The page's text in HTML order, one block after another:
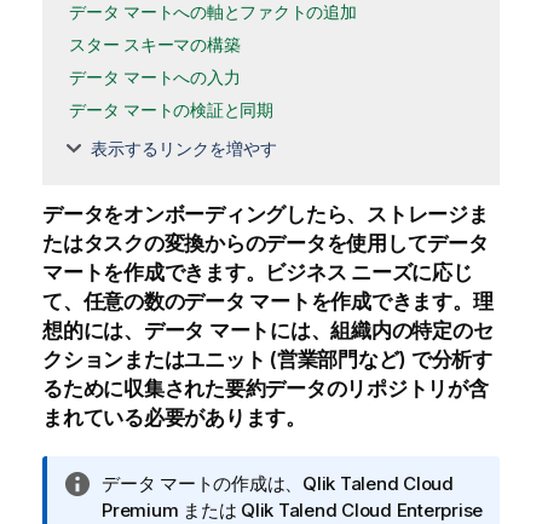
データ マートへの軸とファクトの追加
スター スキーマの構築
データ マートへの入力
データ マートの検証と同期
表示するリンクを増やす
データをオンボーディングしたら、 ストレージま
たはタスクの変換からのデータを使用してデータ
マートを作成できます。ビジネス ニーズに応じ
て、任意の数のデータ マートを作成できます。理
想的には、データ マートには、組織内の特定のセ
クションまたはユニット (営業部門など) で分析す
るために収集された要約データのリポジトリが含
まれている必要があります。
情
報
データ マートの作成は、 Qlik Talend Cloud
Premium または Qlik Talend Cloud Enterprise